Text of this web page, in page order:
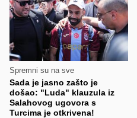
Spremni su na sve
Sada je jasno zašto je
došao: "Luda" klauzula iz
Salahovog ugovora s
Turcima je otkrivena!